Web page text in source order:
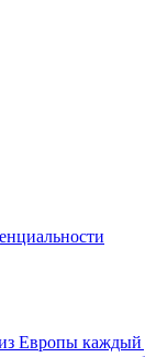
Европы каждый